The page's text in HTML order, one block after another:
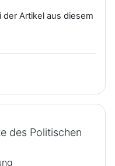
Artikel aus diesem
des Politischen